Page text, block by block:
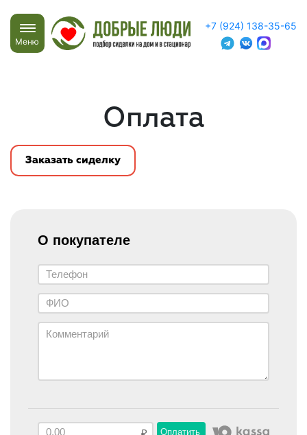
Меню
+7 (924) 138-35-65
Оплата
Заказать сиделку
О покупателе
Оплатить